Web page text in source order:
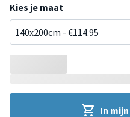
Kies je maat
In